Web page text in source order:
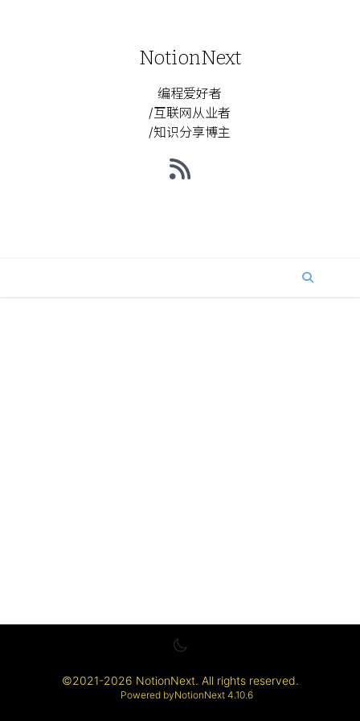
NotionNext
编程爱好者
/互联网从业者
/知识分享博主
©2021-2026 NotionNext. All rights reserved.
Powered byNotionNext 4.10.6